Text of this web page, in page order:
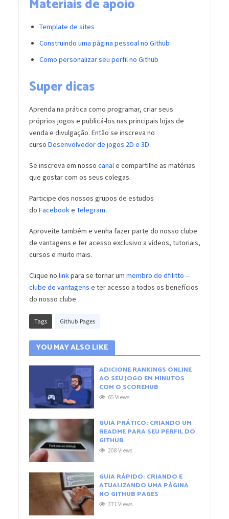
Materiais de apoio
Template de sites
Construindo uma página pessoal no Github
Como personalizar seu perfil no Github
Super dicas
Aprenda na prática como programar, criar seus
próprios jogos e publicá-los nas principais lojas de
venda e divulgação. Então se inscreva no
curso Desenvolvedor de jogos 2D e 3D.
Se inscreva em nosso canale compartilhe as matérias
que gostar com os seus colegas.
Participe dos nossos grupos de estudos
do Facebooke Telegram.
Aproveite também e venha fazer parte do nosso clube
de vantagens e ter acesso exclusivo a vídeos, tutoriais,
cursos e muito mais.
Clique no linkpara se tornar um membro do dfilitto –
clube de vantagens e ter acesso a todos os benefícios
do nosso clube
Tags Github Pages
YOU MAY ALSO LIKE
ADICIONE RANKINGS ONLINE
AO SEU JOGO EM MINUTOS
COM O SCOREHUB
65 Views
GUIA PRÁTICO: CRIANDO UM
README PARA SEU PERFIL DO
GITHUB
208 Views
GUIA RÁPIDO: CRIANDO E
ATUALIZANDO UMA PÁGINA
NO GITHUB PAGES
371 Views